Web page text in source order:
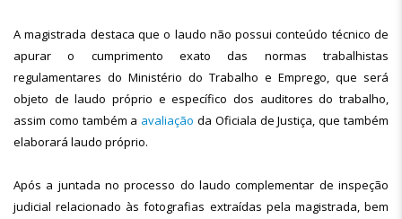
A magistrada destaca que o laudo não possui conteúdo técnico de
apurar o cumprimento exato das normas trabalhistas
regulamentares do Ministério do Trabalho e Emprego, que será
objeto de laudo próprio e específico dos auditores do trabalho,
assim como também a avaliação da Oficiala de Justiça, que também
elaborará laudo próprio.
Após a juntada no processo do laudo complementar de inspeção
judicial relacionado às fotografias extraídas pela magistrada, bem